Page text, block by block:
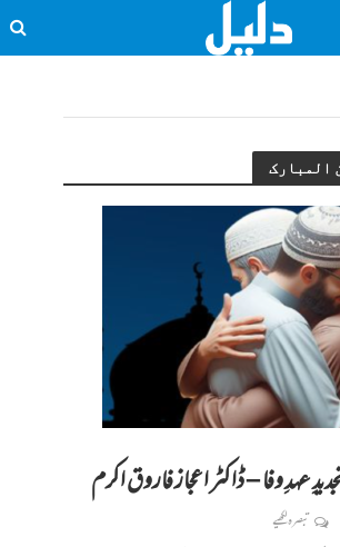
عہدِ وفا – ڈاکٹر اعجاز فاروق اکرم
تبصرہ لکھیے